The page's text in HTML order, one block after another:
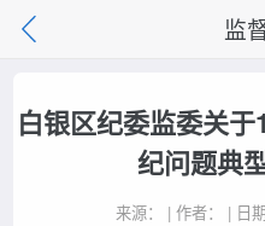
监
白银区纪委监委关
纪问题典
来源： | 作者： | 日